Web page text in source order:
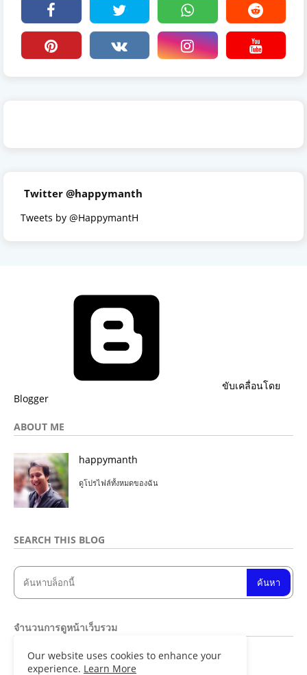
Twitter @happymanth
Tweets by @HappymantH
ขับเคลื่อนโดย
Blogger
ABOUT ME
happymanth
ดูโปรไฟล์ทั้งหมดของฉัน
SEARCH THIS BLOG
จำนวนการดูหน้าเว็บรวม
9089
Our website uses cookies to enhance your
experience. Learn More